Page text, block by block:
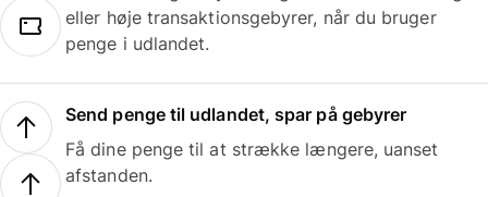
eller høje transaktionsgebyrer, når du bruger
penge i udlandet.
Send penge til udlandet, spar på gebyrer
Få dine penge til at strække længere, uanset
afstanden.